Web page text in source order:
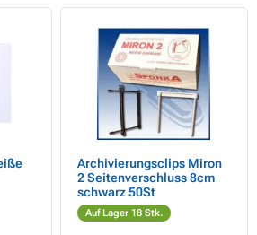
Archivierungsclips Miron
2 Seitenverschluss 8cm
schwarz 50St
Auf Lager 18 Stk.